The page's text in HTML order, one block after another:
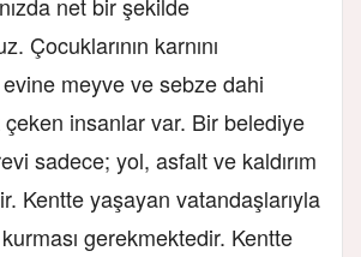
Çocuklarının karnını
meyve ve sebze dahi
insanlar var. Bir belediye
sadece; yol, asfalt ve kaldırım
Kentte yaşayan vatandaşlarıyla
gerekmektedir. Kentte